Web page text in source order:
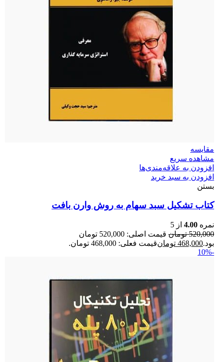
مقایسه
مشاهده سریع
افزودن به علاقه‌مندی‌ها
افزودن به سبد خرید
بستن
کتاب تشکیل سبد سهام به روش وارن بافت
نمره 4.00 از 5
520,000 تومان
قیمت اصلی: 520,000 تومان
بود.468,000 تومانقیمت فعلی: 468,000 تومان.
-10%